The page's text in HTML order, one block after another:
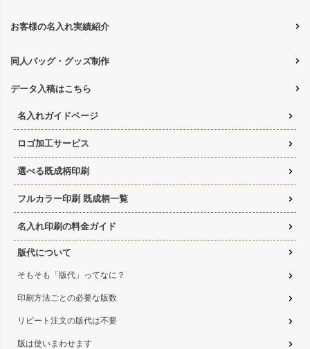
お客様の名入れ実績紹介
同人バッグ・グッズ制作
データ入稿はこちら
名入れガイドページ
ロゴ加工サービス
選べる既成柄印刷
フルカラー印刷 既成柄一覧
名入れ印刷の料金ガイド
版代について
そもそも「版代」ってなに？
印刷方法ごとの必要な版数
リピート注文の版代は不要
版は使いまわせます